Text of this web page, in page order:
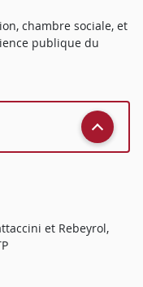
chambre sociale, et
publique du
et Rebeyrol,